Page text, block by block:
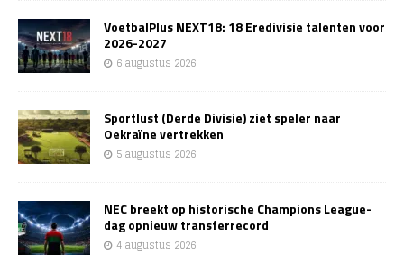
VoetbalPlus NEXT18: 18 Eredivisie talenten voor
2026-2027
6 augustus 2026
Sportlust (Derde Divisie) ziet speler naar
Oekraïne vertrekken
5 augustus 2026
NEC breekt op historische Champions League-
dag opnieuw transferrecord
4 augustus 2026